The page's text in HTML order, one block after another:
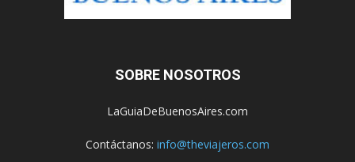
SOBRE NOSOTROS
LaGuiaDeBuenosAires.com
Contáctanos: info@theviajeros.com